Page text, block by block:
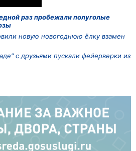
раз пробежали полуголые
новую новогоднюю ёлку взамен
с друзьями пускали фейерверки из